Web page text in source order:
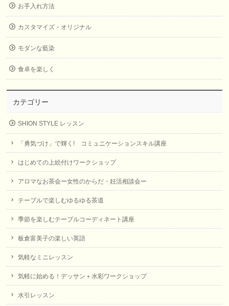
お手入れ方法
カスタマイズ・オリジナル
モダンな藍染
食卓を楽しく
カテゴリー
SHION STYLE レッスン
「勇気づけ」で輝く! コミュニケーションスキル講座
はじめての上絵付けワークショップ
アロマなお茶会ー女性のからだ・妊活相談会ー
テーブルで楽しむゆるゆる茶道
季節を楽しむテーブルコーディネート講座
板倉富美子の楽しい英語
気軽なミニレッスン
気軽に始める！デッサン＋水彩ワークショップ
水引レッスン